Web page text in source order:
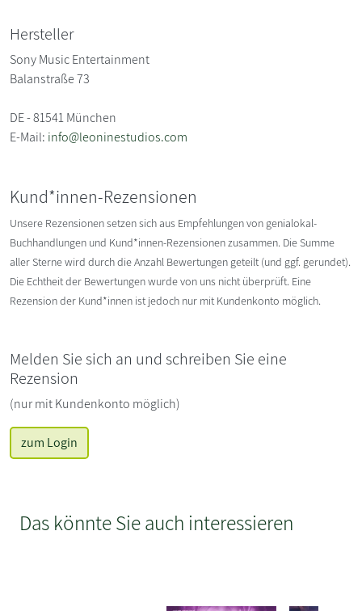
Hersteller
Sony Music Entertainment
Balanstraße 73
DE - 81541 München
E-Mail: info@leoninestudios.com
Kund*innen-Rezensionen
Unsere Rezensionen setzen sich aus Empfehlungen von genialokal-
Buchhandlungen und Kund*innen-Rezensionen zusammen. Die Summe
aller Sterne wird durch die Anzahl Bewertungen geteilt (und ggf. gerundet).
Die Echtheit der Bewertungen wurde von uns nicht überprüft. Eine
Rezension der Kund*innen ist jedoch nur mit Kundenkonto möglich.
Melden Sie sich an und schreiben Sie eine
Rezension
(nur mit Kundenkonto möglich)
zum Login
Das könnte Sie auch interessieren